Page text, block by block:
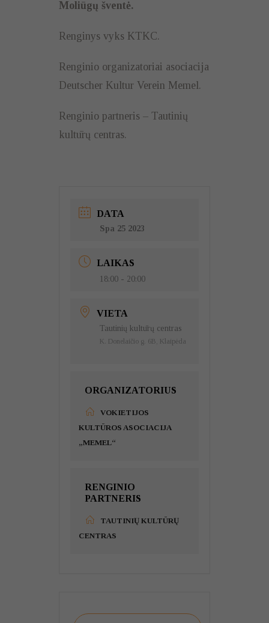
Moliūgų šventė.
Renginys vyks KTKC.
Renginio organizatoriai asociacija
Deutscher Kultur Verein Memel.
Renginio partneris – Tautinių
kultūrų centras.
DATA
Spa 25 2023
LAIKAS
18:00 - 20:00
VIETA
Tautinių kultūrų centras
K. Donelaičio g. 6B, Klaipėda
ORGANIZATORIUS
VOKIETIJOS
KULTŪROS ASOCIACIJA
„MEMEL“
RENGINIO
PARTNERIS
TAUTINIŲ KULTŪRŲ
CENTRAS